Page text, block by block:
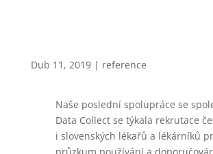
Dub 11, 2019| reference
Naše poslední spolupráce se
Data Collect se týkala rekrutace
i slovenských lékařů a lékárníků